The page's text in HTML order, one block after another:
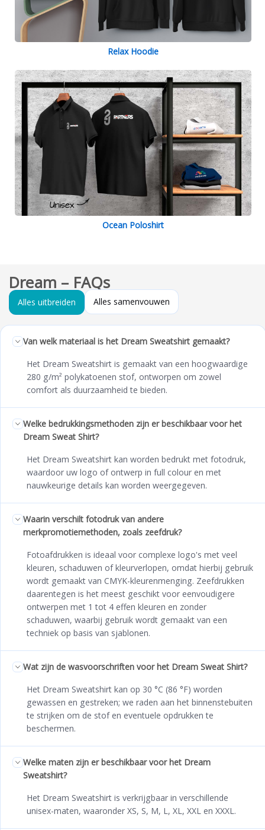
Relax Hoodie
Ocean Poloshirt
Dream – FAQs
Alles uitbreiden Alles samenvouwen
Van welk materiaal is het Dream Sweatshirt gemaakt?
Het Dream Sweatshirt is gemaakt van een hoogwaardige
280 g/m² polykatoenen stof, ontworpen om zowel
comfort als duurzaamheid te bieden.
Welke bedrukkingsmethoden zijn er beschikbaar voor het
Dream Sweat Shirt?
Het Dream Sweatshirt kan worden bedrukt met fotodruk,
waardoor uw logo of ontwerp in full colour en met
nauwkeurige details kan worden weergegeven.
Waarin verschilt fotodruk van andere
merkpromotiemethoden, zoals zeefdruk?
Fotoafdrukken is ideaal voor complexe logo's met veel
kleuren, schaduwen of kleurverlopen, omdat hierbij gebruik
wordt gemaakt van CMYK-kleurenmenging. Zeefdrukken
daarentegen is het meest geschikt voor eenvoudigere
ontwerpen met 1 tot 4 effen kleuren en zonder
schaduwen, waarbij gebruik wordt gemaakt van een
techniek op basis van sjablonen.
Wat zijn de wasvoorschriften voor het Dream Sweat Shirt?
Het Dream Sweatshirt kan op 30 °C (86 °F) worden
gewassen en gestreken; we raden aan het binnenstebuiten
te strijken om de stof en eventuele opdrukken te
beschermen.
Welke maten zijn er beschikbaar voor het Dream
Sweatshirt?
Het Dream Sweatshirt is verkrijgbaar in verschillende
unisex-maten, waaronder XS, S, M, L, XL, XXL en XXXL.